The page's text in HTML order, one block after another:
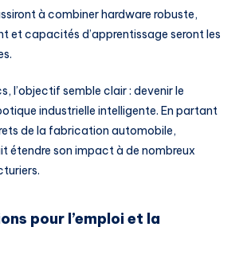
à combiner hardware robuste,
et capacités d’apprentissage seront les
l’objectif semble clair : devenir le
industrielle intelligente. En partant
de la fabrication automobile,
étendre son impact à de nombreux
pour l’emploi et la